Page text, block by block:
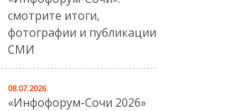
смотрите итоги,
фотографии и публикации
СМИ
«Инфофорум-Сочи 2026»
08.07.2026